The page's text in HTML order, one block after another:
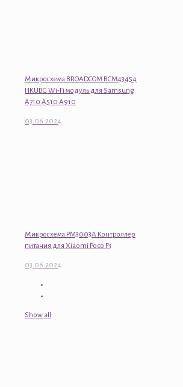
Микросхема BROADCOM BCM43454
HKUBG Wi-Fi модуль для Samsung
A710 A510 A910
03.06.2024
Микросхема PM3003A Контроллер
питания для Xiaomi Poco F3
03.06.2024
Show all